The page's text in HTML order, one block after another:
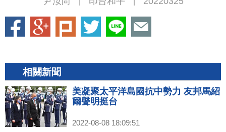
相關新聞
美凝聚太平洋島國抗中勢力 友邦馬紹
爾聲明挺台
2022-08-08 18:09:51